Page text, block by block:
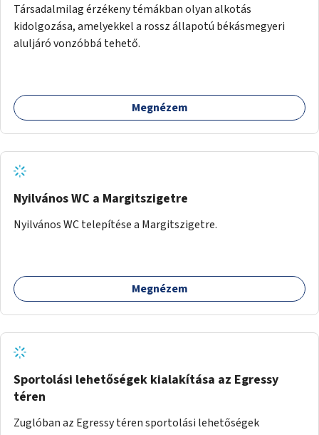
Társadalmilag érzékeny témákban olyan alkotás
kidolgozása, amelyekkel a rossz állapotú békásmegyeri
aluljáró vonzóbbá tehető.
Megnézem
Nyilvános WC a Margitszigetre
Nyilvános WC telepítése a Margitszigetre.
Megnézem
Sportolási lehetőségek kialakítása az Egressy
téren
Zuglóban az Egressy téren sportolási lehetőségek